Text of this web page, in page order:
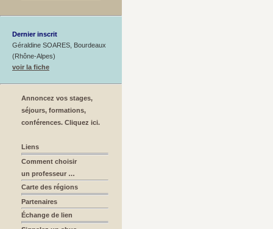
Dernier inscrit
Géraldine SOARES, Bourdeaux
(Rhône-Alpes)
voir la fiche
Annoncez vos stages,
séjours, formations,
conférences. Cliquez ici.
Liens
Comment choisir
un professeur …
Carte des régions
Partenaires
Échange de lien